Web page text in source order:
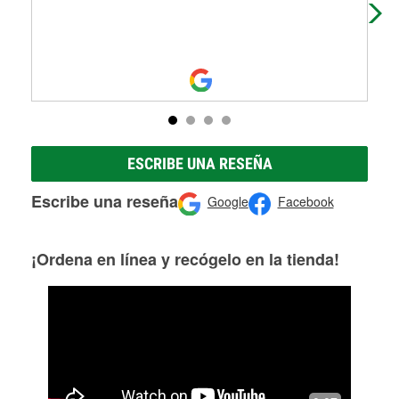
ESCRIBE UNA RESEÑA
Escribe una reseña Google Facebook
¡Ordena en línea y recógelo en la tienda!